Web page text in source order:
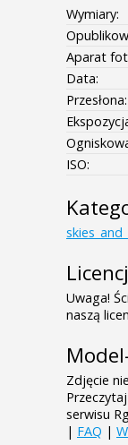
Wymiary:
Aparat
Data:
Przesłona:
ISO:
Uwaga!
naszą
Zdjęcie
serwisu
| FAQ |